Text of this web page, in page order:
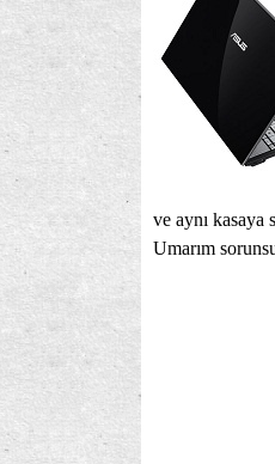
ve aynı kasaya
Umarım